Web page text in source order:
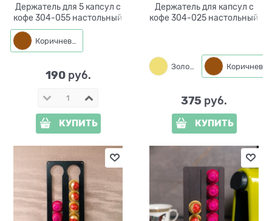
Держатель для 5 капсул с
кофе 304-055 настольный
190 руб.
КУПИТЬ
Держатель для капсул с
кофе 304-025 настольный
375 руб.
КУПИТЬ